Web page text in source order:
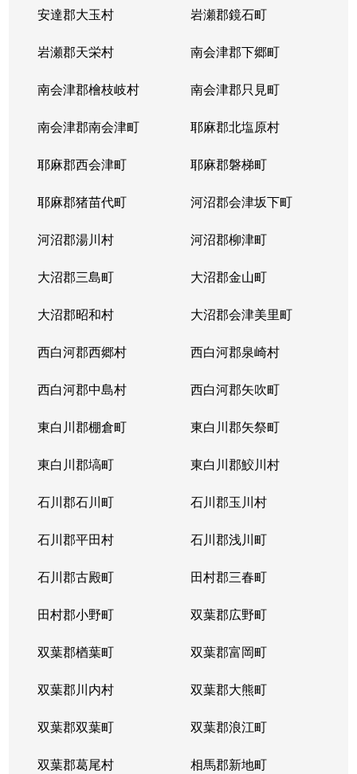
安達郡大玉村 岩瀬郡鏡石町
岩瀬郡天栄村 南会津郡下郷町
南会津郡檜枝岐村 南会津郡只見町
南会津郡南会津町 耶麻郡北塩原村
耶麻郡西会津町 耶麻郡磐梯町
耶麻郡猪苗代町 河沼郡会津坂下町
河沼郡湯川村 河沼郡柳津町
大沼郡三島町 大沼郡金山町
大沼郡昭和村 大沼郡会津美里町
西白河郡西郷村 西白河郡泉崎村
西白河郡中島村 西白河郡矢吹町
東白川郡棚倉町 東白川郡矢祭町
東白川郡塙町 東白川郡鮫川村
石川郡石川町 石川郡玉川村
石川郡平田村 石川郡浅川町
石川郡古殿町 田村郡三春町
田村郡小野町 双葉郡広野町
双葉郡楢葉町 双葉郡富岡町
双葉郡川内村 双葉郡大熊町
双葉郡双葉町 双葉郡浪江町
双葉郡葛尾村 相馬郡新地町